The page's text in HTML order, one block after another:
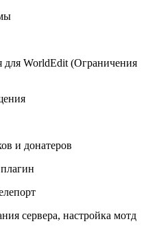
WorldEdit (Ограничения
и донатеров
сервера, настройка мотд